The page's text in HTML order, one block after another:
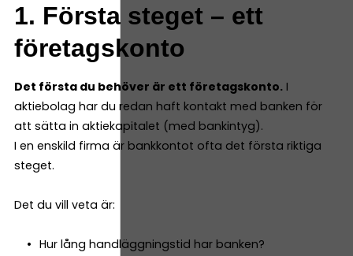
1. Första steget – ett
företagskonto
Det första du behöver är ett företagskonto. I
aktiebolag har du redan haft kontakt med banken för
att sätta in aktiekapitalet (med bankintyg).
I en enskild firma är bankkontot ofta det första riktiga
steget.
Det du vill veta är:
Hur lång handläggningstid har banken?